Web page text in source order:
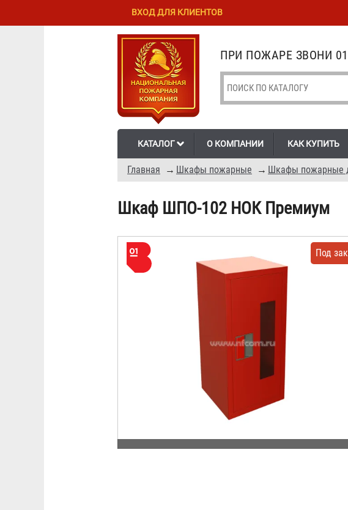
Перейти к
содержанию
Skip to
ПРИ ПОЖАРЕ ЗВОНИ
КАТАЛОГ О КОМПАНИИ КАК КУПИТЬ
Главная → Шкафы пожарные → Шкафы пожарные
ВХОД ДЛЯ КЛИЕНТОВ
Шкаф ШПО-102 НОК Премиум
Под